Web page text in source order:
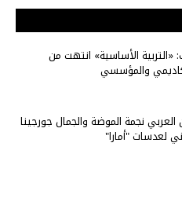
«التربية الأساسية» انتهت من
والمؤسسي
نجمة الموضة والجمال جورجينا
لعدسات "أمارا"